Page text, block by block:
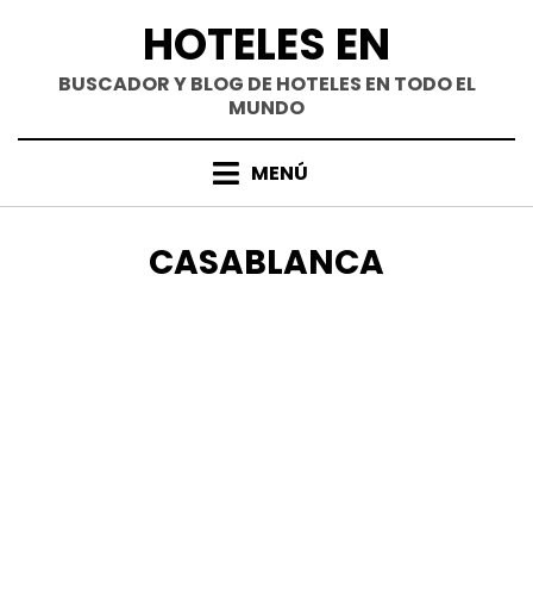
contenido
HOTELES EN
BUSCADOR Y BLOG DE HOTELES EN TODO EL
MUNDO
MENÚ
ETIQUETA
:
CASABLANCA